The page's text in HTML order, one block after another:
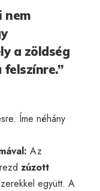
nem
a zöldség
Íme néhány
Az
zúzott
együtt. A